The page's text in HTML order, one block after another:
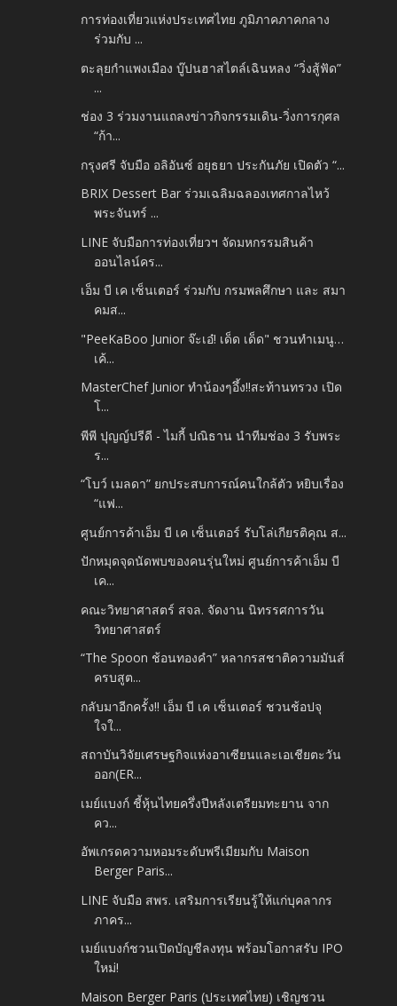
การท่องเที่ยวแห่งประเทศไทย ภูมิภาคภาคกลาง
ร่วมกับ ...
ตะลุยกำแพงเมือง บู๊ปนฮาสไตล์เฉินหลง “วิ่งสู้ฟัด”
...
ช่อง 3 ร่วมงานแถลงข่าวกิจกรรมเดิน-วิ่งการกุศล
“ก้า...
กรุงศรี จับมือ อลิอันซ์ อยุธยา ประกันภัย เปิดตัว “...
BRIX Dessert Bar ร่วมเฉลิมฉลองเทศกาลไหว้
พระจันทร์ ...
LINE จับมือการท่องเที่ยวฯ จัดมหกรรมสินค้า
ออนไลน์คร...
เอ็ม บี เค เซ็นเตอร์ ร่วมกับ กรมพลศึกษา และ สมา
คมส...
"PeeKaBoo Junior จ๊ะเอ๋! เด็ด เด็ด" ชวนทำเมนู…
เค้...
MasterChef Junior ทำน้องๆอึ้ง!!สะท้านทรวง เปิด
โ...
พีพี ปุญญ์ปรีดี - ไมกี้ ปณิธาน นำทีมช่อง 3 รับพระ
ร...
“โบว์ เมลดา” ยกประสบการณ์คนใกล้ตัว หยิบเรื่อง
“แฟ...
ศูนย์การค้าเอ็ม บี เค เซ็นเตอร์ รับโล่เกียรติคุณ ส...
ปักหมุดจุดนัดพบของคนรุ่นใหม่ ศูนย์การค้าเอ็ม บี
เค...
คณะวิทยาศาสตร์ สจล. จัดงาน นิทรรศการวัน
วิทยาศาสตร์
“The Spoon ช้อนทองคำ” หลากรสชาติความมันส์
ครบสูต...
กลับมาอีกครั้ง!! เอ็ม บี เค เซ็นเตอร์ ชวนช้อปจุ
ใจใ...
สถาบันวิจัยเศรษฐกิจแห่งอาเซียนและเอเชียตะวัน
ออก(ER...
เมย์แบงก์ ชี้หุ้นไทยครึ่งปีหลังเตรียมทะยาน จาก
คว...
อัพเกรดความหอมระดับพรีเมียมกับ Maison
Berger Paris...
LINE จับมือ สพร. เสริมการเรียนรู้ให้แก่บุคลากร
ภาคร...
เมย์แบงก์ชวนเปิดบัญชีลงทุน พร้อมโอกาสรับ IPO
ใหม่!
Maison Berger Paris (ประเทศไทย) เชิญชวน